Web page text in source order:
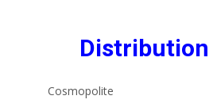
Distribution
Cosmopolite